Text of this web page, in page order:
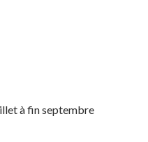
à fin septembre